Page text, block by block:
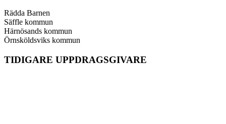
Rädda Barnen
Säffle kommun
Härnösands kommun
Örnsköldsviks kommun
TIDIGARE UPPDRAGSGIVARE